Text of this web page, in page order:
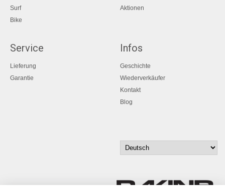
Surf
Bike
Aktionen
Service
Lieferung
Garantie
Infos
Geschichte
Wiederverkäufer
Kontakt
Blog